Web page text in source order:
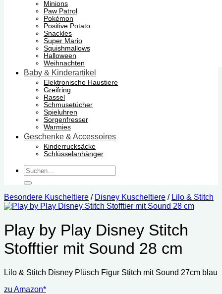
Minions
Paw Patrol
Pokémon
Positive Potato
Snackles
Super Mario
Squishmallows
Halloween
Weihnachten
Baby & Kinderartikel
Elektronische Haustiere
Greifring
Rassel
Schmusetücher
Spieluhren
Sorgenfresser
Warmies
Geschenke & Accessoires
Kinderrucksäcke
Schlüsselanhänger
Suchen
nach:
Besondere Kuscheltiere / Disney Kuscheltiere / Lilo & Stitch
Play by Play Disney Stitch
Stofftier mit Sound 28 cm
Lilo & Stitch Disney Plüsch Figur Stitch mit Sound 27cm blau
zu Amazon*